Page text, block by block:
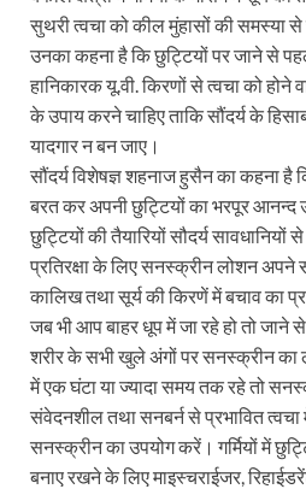
सुथरी त्वचा को कील मुंहासों की समस्या
उनका कहना है कि छुट्टियों पर जाने से
हानिकारक यू.वी. किरणों से त्वचा को
के उपाय करने चाहिए ताकि सौंदर्य के
यादगार न बन जाए।
सौंदर्य विशेषज्ञ शहनाज हुसैन का कहना है
बरत कर अपनी छुट्टियों का भरपूर आनन्द
छुट्टियों की तैयारियों सौदर्य
प्रतिरक्षा के लिए सनस्क्रीन लोशन
कालिख तथा सूर्य की किरणें में बचाव का
जब भी आप बाहर धूप में जा रहे हो तो जाने
शरीर के सभी खुले अंगों पर सनस्क्रीन
में एक घंटा या ज्यादा समय तक रहे तो
संवेदनशील तथा सनबर्न से प्रभावित त्वचा
सनस्क्रीन का उपयोग करें। गर्मियों में
बनाए रखने के लिए माइस्चराईजर,